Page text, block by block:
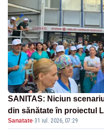
SANITAS: Niciun
din sănătate în proiectul
Sanatate·31 iul. 2026, 07:29